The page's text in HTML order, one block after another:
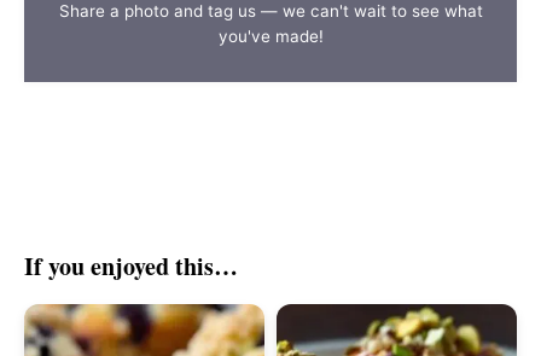
Share a photo and tag us — we can't wait to see what
you've made!
If you enjoyed this…